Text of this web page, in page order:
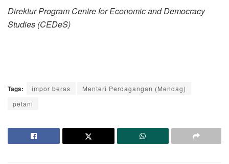
Direktur Program Centre for Economic and Democracy
Studies (CEDeS)
Tags: impor beras
Menteri Perdagangan (Mendag)
petani